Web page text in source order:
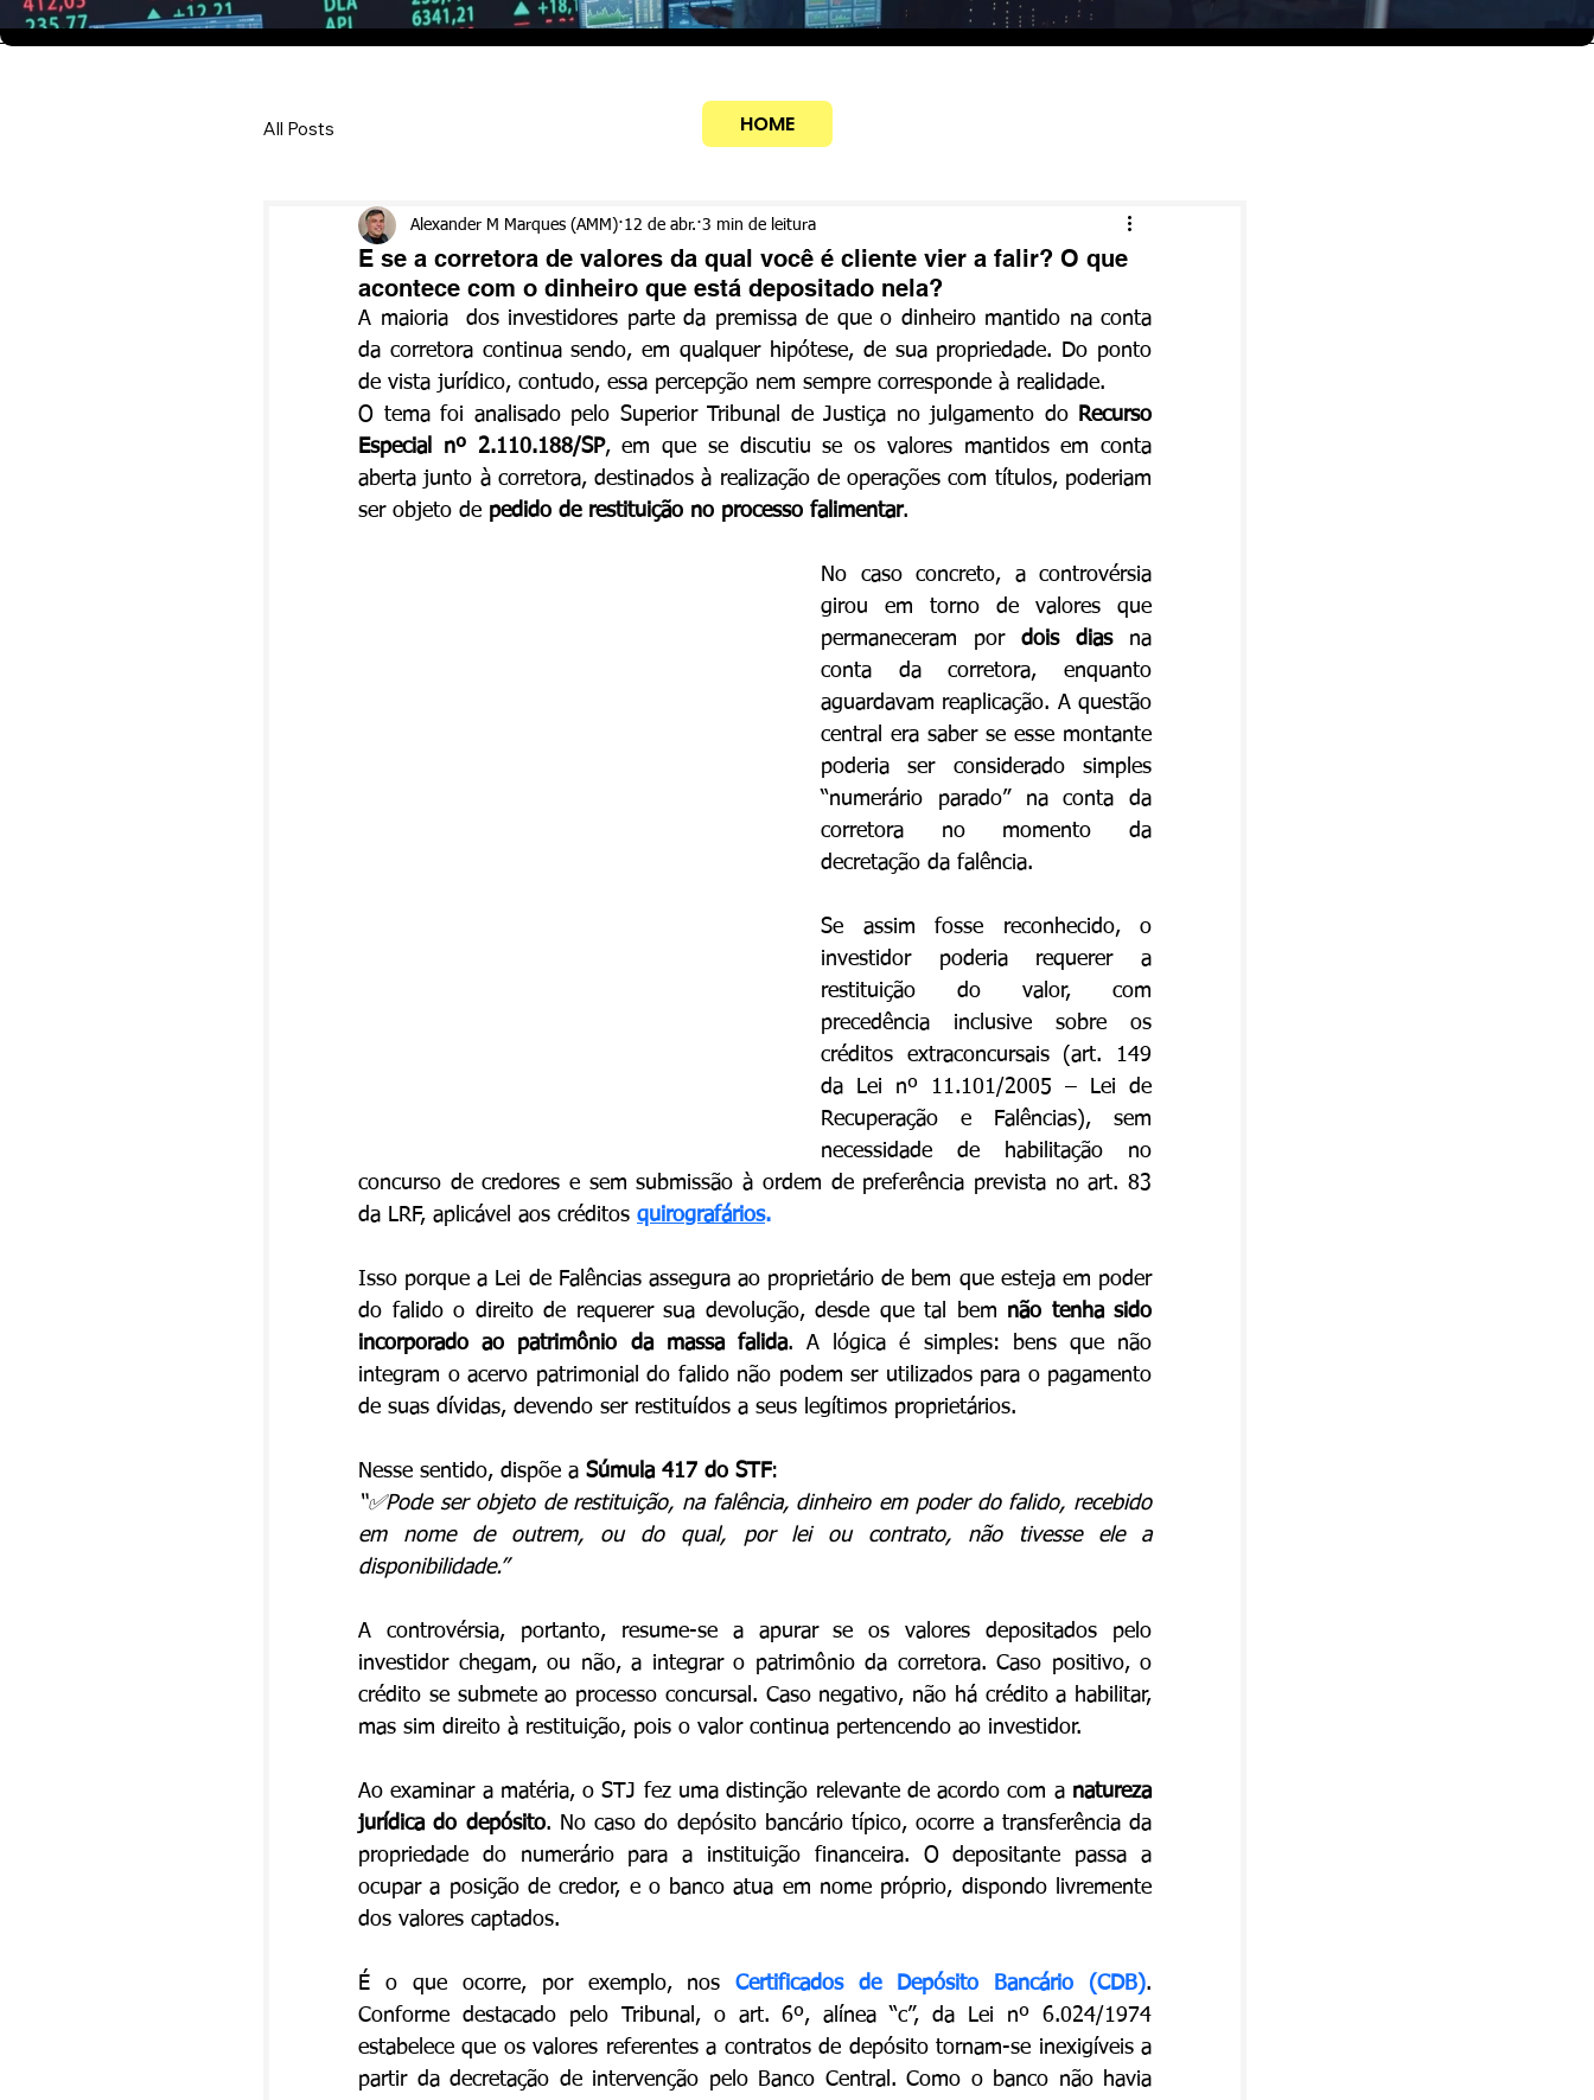
All Posts
E se a corretora de valores da qual você é cliente vier a falir? O que
acontece com o dinheiro que está depositado nela?
Alexander M Marques (AMM) 12 de abr. 3 min de leitura
A maioria  dos investidores parte da premissa de que o dinheiro mantido na conta
da corretora continua sendo, em qualquer hipótese, de sua propriedade. Do ponto
de vista jurídico, contudo, essa percepção nem sempre corresponde à realidade.
O tema foi analisado pelo Superior Tribunal de Justiça no julgamento do
Recurso
Especial nº 2.110.188/SP, em que se discutiu se os valores mantidos em conta
aberta junto à corretora, destinados à realização de operações com títulos, poderiam
ser objeto de pedido de restituição no processo falimentar.
No caso concreto, a controvérsia
girou em torno de valores que
permaneceram por dois dias na
conta da corretora, enquanto
aguardavam reaplicação. A questão
central era saber se esse montante
poderia ser considerado simples
“numerário parado” na conta da
corretora no momento da
decretação da falência.
Se assim fosse reconhecido, o
investidor poderia requerer a
restituição do valor, com
precedência inclusive sobre os
créditos extraconcursais (art. 149
da Lei nº 11.101/2005 – Lei de
Recuperação e Falências), sem
necessidade de habilitação no
concurso de credores e sem submissão à ordem de preferência prevista no art. 83
da LRF, aplicável aos créditos quirografários.
Isso porque a Lei de Falências assegura ao proprietário de bem que esteja em poder
do falido o direito de requerer sua devolução, desde que tal bem não tenha sido
incorporado ao patrimônio da massa falida. A lógica é simples: bens que não
integram o acervo patrimonial do falido não podem ser utilizados para o pagamento
de suas dívidas, devendo ser restituídos a seus legítimos proprietários.
Nesse sentido, dispõe a Súmula 417 do STF:
“✅Pode ser objeto de restituição, na falência, dinheiro em poder do falido, recebido
em nome de outrem, ou do qual, por lei ou contrato, não tivesse ele a
disponibilidade.”
A controvérsia, portanto, resume-se a apurar se os valores depositados pelo
investidor chegam, ou não, a integrar o patrimônio da corretora. Caso positivo, o
crédito se submete ao processo concursal. Caso negativo, não há crédito a habilitar,
mas sim direito à restituição, pois o valor continua pertencendo ao investidor.
Ao examinar a matéria, o STJ fez uma distinção relevante de acordo com a natureza
jurídica do depósito. No caso do depósito bancário típico, ocorre a transferência da
propriedade do numerário para a instituição financeira. O depositante passa a
ocupar a posição de credor, e o banco atua em nome próprio, dispondo livremente
dos valores captados.
É o que ocorre, por exemplo, nos Certificados de Depósito Bancário (CDB).
Conforme destacado pelo Tribunal, o art. 6º, alínea “c”, da Lei nº 6.024/1974
estabelece que os valores referentes a contratos de depósito tornam-se inexigíveis a
partir da decretação de intervenção pelo Banco Central. Como o banco não havia
HOME